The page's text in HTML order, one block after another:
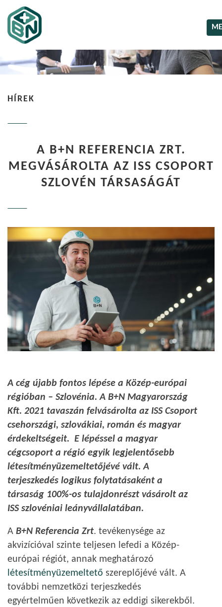
HÍREK
A B+N REFERENCIA ZRT.
MEGVÁSÁROLTA AZ ISS CSOPORT
SZLOVÉN TÁRSASÁGÁT
A cég újabb fontos lépése a Közép-európai
régióban – Szlovénia.A B+N Magyarország
Kft. 2021 tavaszán felvásárolta az ISS Csoport
csehországi, szlovákiai, román és magyar
érdekeltségeit. E lépéssel a magyar
cégcsoport a régió egyik legjelentősebb
létesítményüzemeltetőjévé vált. A
terjeszkedés logikus folytatásaként a
társaság 100%-os tulajdonrészt vásárolt az
ISS szlovéniai leányvállalatában.
A B+N Referencia Zrt. tevékenysége az
akvizícióval szinte teljesen lefedi a Közép-
európai régiót, annak meghatározó
létesítményüzemeltető szereplőjévé vált. A
további nemzetközi terjeszkedés
egyértelműen következik az eddigi sikerekből.